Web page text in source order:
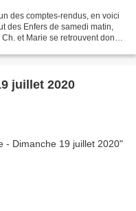
des comptes-rendus, en voici
des Enfers de samedi matin,
et Marie se retrouvent donc
juillet 2020